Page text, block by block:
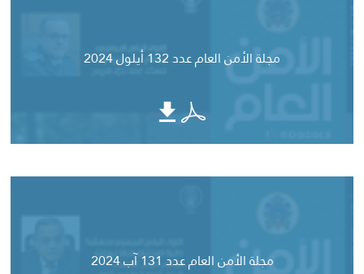
مجلة الأمن العام عدد 132 أيلول 2024
مجلة الأمن العام عدد 131 آب 2024